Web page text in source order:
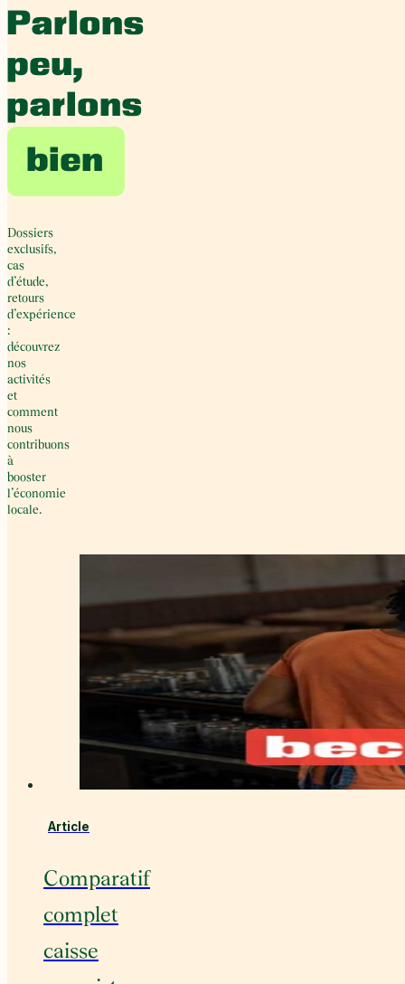
Parlons
peu,
parlons
bien
Dossiers
exclusifs,
cas
d’étude,
retours
d’expérience
:
découvrez
nos
activités
et
comment
nous
contribuons
à
booster
l’économie
locale.
Article
Comparatif
complet
caisse